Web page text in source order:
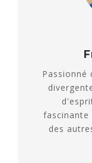
Passionné
fascinante
des